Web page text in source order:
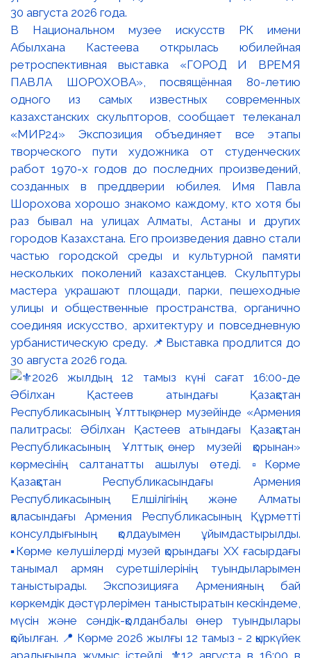
В Национальном музее искусств РК имени
Абылхана Кастеева открылась юбилейная
ретроспективная выставка «ГОРОД И ВРЕМЯ
ПАВЛА ШОРОХОВА», посвящённая 80-летию
одного из самых известных современных
казахстанских скульпторов, сообщает телеканал
«МИР24» Экспозиция объединяет все этапы
творческого пути художника от студенческих
работ 1970-х годов до последних произведений,
созданных в преддверии юбилея. Имя Павла
Шорохова хорошо знакомо каждому, кто хотя бы
раз бывал на улицах Алматы, Астаны и других
городов Казахстана. Его произведения давно стали
частью городской среды и культурной памяти
нескольких поколений казахстанцев. Скульптуры
мастера украшают площади, парки, пешеходные
улицы и общественные пространства, органично
соединяя искусство, архитектуру и повседневную
урбанистическую среду. 📌Выставка продлится до
30 августа 2026 года.